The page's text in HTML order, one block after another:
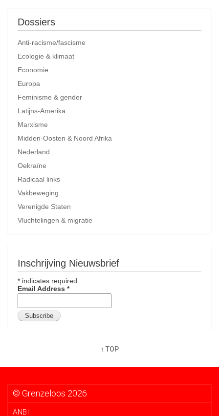
Dossiers
Anti-racisme/fascisme
Ecologie & klimaat
Economie
Europa
Feminisme & gender
Latijns-Amerika
Marxisme
Midden-Oosten & Noord Afrika
Nederland
Oekraïne
Radicaal links
Vakbeweging
Verenigde Staten
Vluchtelingen & migratie
Inschrijving Nieuwsbrief
* indicates required
Email Address *
↑ TOP
© Grenzeloos 2026
ANBI